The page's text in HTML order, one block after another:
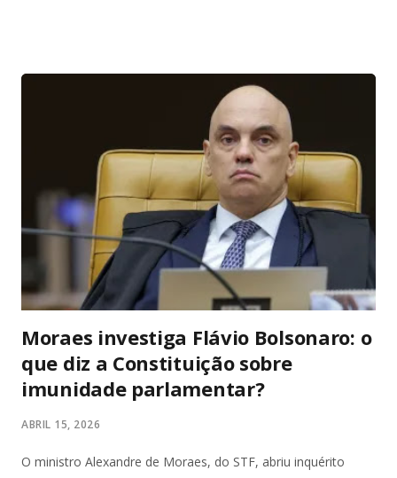
empresas, terceiros e até transações com criptoativos, além
de transporte de grandes quantias em dinheiro vivo, com
movimentações no Brasil e no exterior. (Metrópoles) Mais de
200 policiais federais participaram da operação, cumprindo
45 mandados de busca e apreensão e 39 de prisão
temporária. As ações foram realizadas simultaneamente em
múltiplos estados: São Paulo, Rio de Janeiro, Pernambuco,
Espírito Santo, Maranhão, Santa Catarina, Paraná, G...
Moraes investiga Flávio Bolsonaro: o
que diz a Constituição sobre
imunidade parlamentar?
ABRIL 15, 2026
O ministro Alexandre de Moraes, do STF, abriu inquérito